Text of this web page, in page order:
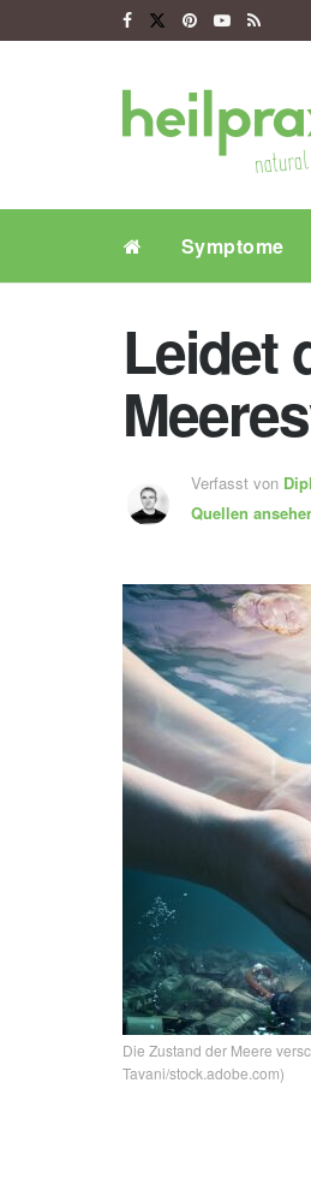
Symptome
Leidet
Verfasst von
Quellen
Die Zustand der Meere
Tavani/stock.adobe.com)